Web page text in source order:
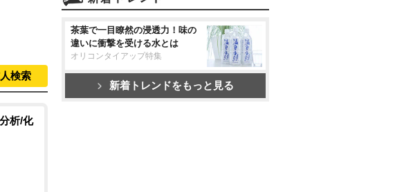
検索
析/化
茶葉で一目瞭然の浸透力！味の
違いに衝撃を受ける水とは
オリコンタイアップ特集
新着トレンドをもっと見る